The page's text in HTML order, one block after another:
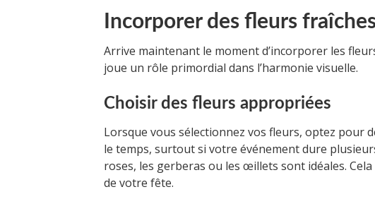
Incorporer des fleurs
Arrive maintenant le moment d’incorporer les
joue un rôle primordial dans l’harmonie visuelle.
Choisir des fleurs appropriées
Lorsque vous sélectionnez vos fleurs, optez pour
le temps, surtout si votre événement dure
roses, les gerberas ou les œillets sont idéales.
de votre fête.